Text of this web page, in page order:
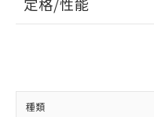
種類